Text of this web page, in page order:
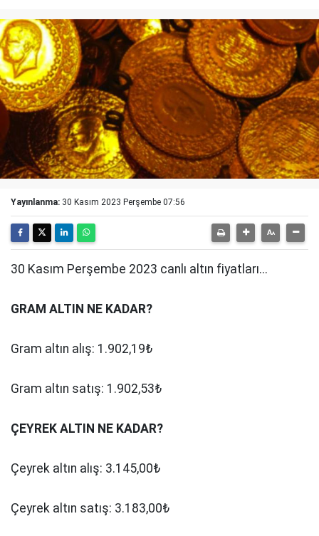
Yayınlanma: 30 Kasım 2023 Perşembe 07:56
30 Kasım Perşembe 2023 canlı altın fiyatları...
GRAM ALTIN NE KADAR?
Gram altın alış: 1.902,19₺
Gram altın satış: 1.902,53₺
ÇEYREK ALTIN NE KADAR?
Çeyrek altın alış: 3.145,00₺
Çeyrek altın satış: 3.183,00₺